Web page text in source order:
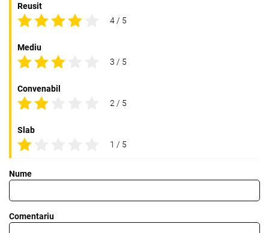
Reusit
4 / 5
Mediu
3 / 5
Convenabil
2 / 5
Slab
1 / 5
Nume
Comentariu